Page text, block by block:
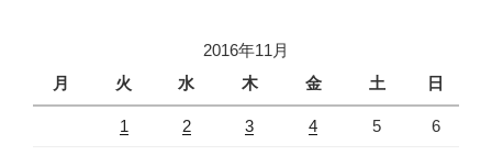
2016年11月
月
火 水 木 金 土 日
1 2 3 4 5 6